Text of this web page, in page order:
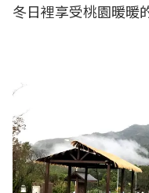
冬日裡享受桃園暖暖